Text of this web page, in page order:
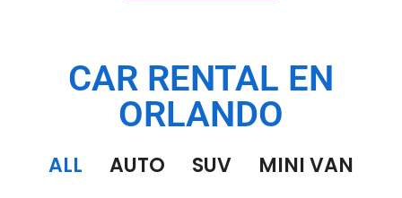
CAR RENTAL EN
ORLANDO
ALL AUTO SUV
MINI VAN